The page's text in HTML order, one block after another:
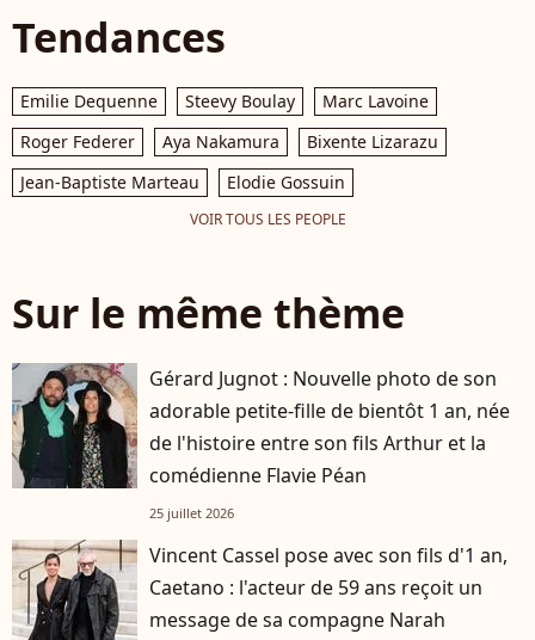
Tendances
Emilie Dequenne Steevy Boulay
Marc Lavoine
Roger Federer
Aya Nakamura
Bixente Lizarazu
Jean-Baptiste Marteau
Elodie Gossuin
VOIR TOUS LES PEOPLE
Sur le même thème
Gérard Jugnot : Nouvelle photo de son
adorable petite-fille de bientôt 1 an, née
de l'histoire entre son fils Arthur et la
comédienne Flavie Péan
25 juillet 2026
Vincent Cassel pose avec son fils d'1 an,
Caetano : l'acteur de 59 ans reçoit un
message de sa compagne Narah